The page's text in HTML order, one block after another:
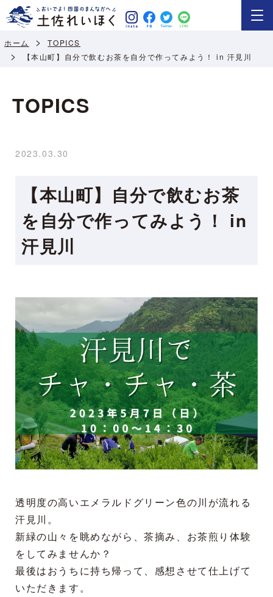
ホーム
TOPICS
【本山町】自分で飲むお茶を自分で作ってみよう！ in 汗見川
TOPICS
2023.03.30
【本山町】自分で飲むお茶
を自分で作ってみよう！ in
汗見川
透明度の高いエメラルドグリーン色の川が流れる
汗見川。
新緑の山々を眺めながら、茶摘み、お茶煎り体験
をしてみませんか？
最後はおうちに持ち帰って、感想させて仕上げて
いただきます。